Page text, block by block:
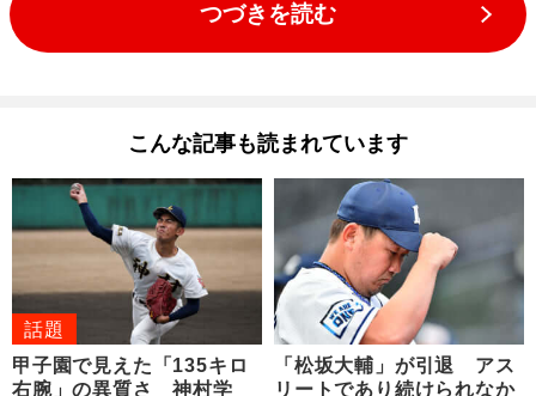
つづきを読む
こんな記事も読まれています
話題
甲子園で見えた「135キロ
右腕」の異質さ 神村学
「松坂大輔」が引退 アス
リートであり続けられなか